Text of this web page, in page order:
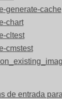
generate-cache
chart
cltest
cmstest
de entrada